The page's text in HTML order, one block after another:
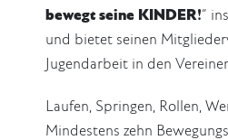
bewegt seine KINDER!“
und bietet seinen
Jugendarbeit in den
Laufen, Springen, Rollen,
Mindestens zehn